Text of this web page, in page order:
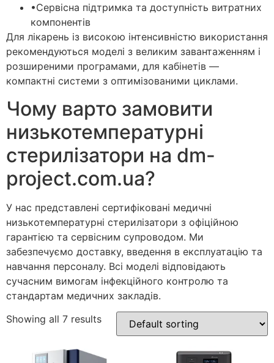
•Сервісна підтримка та доступність витратних
компонентів
Для лікарень із високою інтенсивністю використання
рекомендуються моделі з великим завантаженням і
розширеними програмами, для кабінетів —
компактні системи з оптимізованими циклами.
Чому варто замовити
низькотемпературні
стерилізатори на dm-
project.com.ua?
У нас представлені сертифіковані медичні
низькотемпературні стерилізатори з офіційною
гарантією та сервісним супроводом. Ми
забезпечуємо доставку, введення в експлуатацію та
навчання персоналу. Всі моделі відповідають
сучасним вимогам інфекційного контролю та
стандартам медичних закладів.
Showing all 7 results